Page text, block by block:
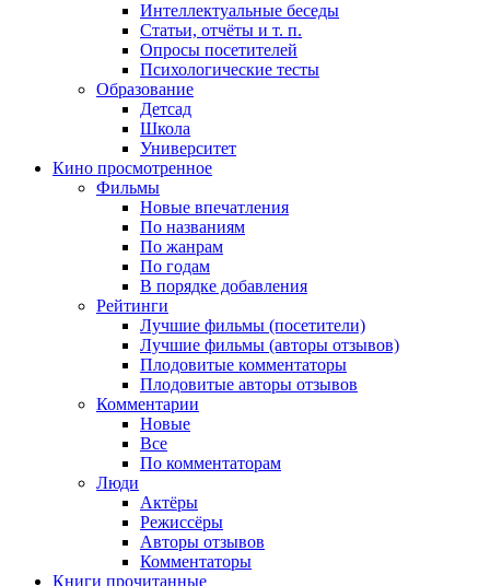
Интеллектуальные беседы
Статьи, отчёты и т. п.
Опросы посетителей
Психологические тесты
Образование
Детсад
Школа
Университет
Кино просмотренное
Фильмы
Новые впечатления
По названиям
По жанрам
По годам
В порядке добавления
Рейтинги
Лучшие фильмы (посетители)
Лучшие фильмы (авторы отзывов)
Плодовитые комментаторы
Плодовитые авторы отзывов
Комментарии
Новые
Все
По комментаторам
Люди
Актёры
Режиссёры
Авторы отзывов
Комментаторы
Книги прочитанные